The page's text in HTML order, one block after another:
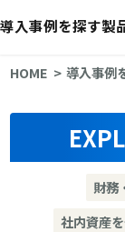
導入事例を探す製
HOME 導入事例
財務
社内資産